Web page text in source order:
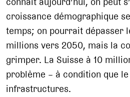
croissance démographique
temps; on pourrait dépasser
millions vers 2050, mais la
grimper. La Suisse à 10
problème – à condition que
infrastructures.